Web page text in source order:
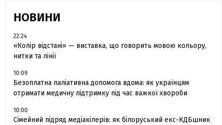
НОВИНИ
22:24
«Колір відстані» — виставка, що говорить мовою кольору,
нитки та лінії
10:09
Безоплатна паліативна допомога вдома: як українцям
отримати медичну підтримку під час важкої хвороби
10:00
Сімейний підряд медіакілерів: як білоруський екс-КДБшник